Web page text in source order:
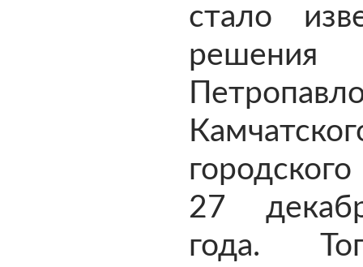
стало
решения
27
года.